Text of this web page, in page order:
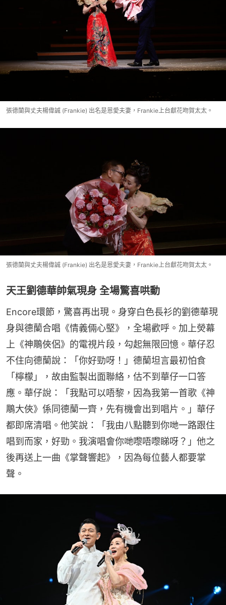
張德蘭與丈夫楊偉誠 (Frankie) 出名是恩愛夫妻，Frankie上台獻花吻賀太太。
張德蘭與丈夫楊偉誠 (Frankie) 出名是恩愛夫妻，Frankie上台獻花吻賀太太。
天王劉德華帥氣現身 全場驚喜哄動
Encore環節，驚喜再出現。身穿白色長衫的劉德華現
身與德蘭合唱《情義倆心堅》，全場歡呼。加上熒幕
上《神鵰俠侶》的電視片段，勾起無限回憶。華仔忍
不住向德蘭說：「你好勁呀！」德蘭坦言最初怕食
「檸檬」，故由監製出面聯絡，估不到華仔一口答
應。華仔說：「我點可以唔黎，因為我第一首歌《神
鵰大俠》係同德蘭一齊，先有機會出到唱片。」華仔
都即席清唱。他笑說：「我由八點聽到你哋一路跟住
唱到而家，好勁。我演唱會你哋嚟唔嚟睇呀？」他之
後再送上一曲《掌聲響起》，因為每位藝人都要掌
聲。